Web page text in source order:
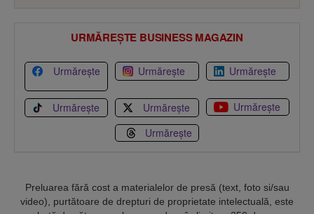
URMĂREȘTE BUSINESS MAGAZIN
Urmărește Urmărește Urmărește
Urmărește Urmărește
Urmărește
Urmărește
Preluarea fără cost a materialelor de presă (text, foto si/sau
video), purtătoare de drepturi de proprietate intelectuală, este